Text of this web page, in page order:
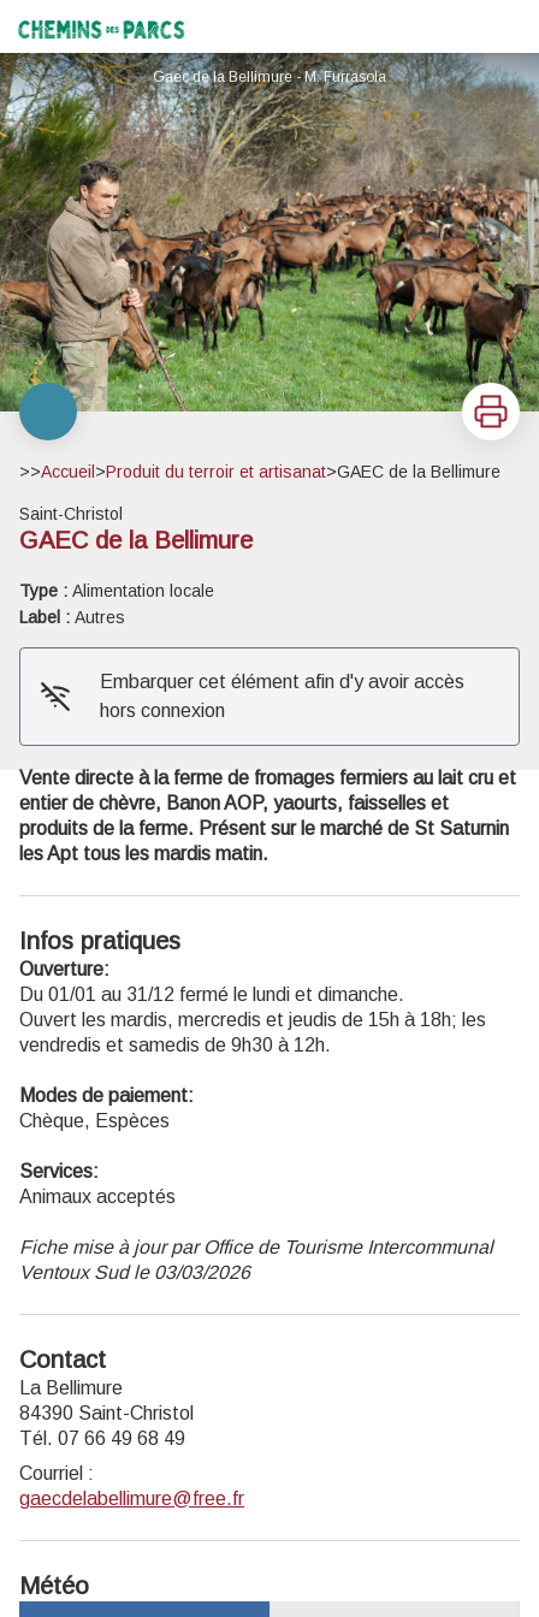
Chemins des Parcs
Gaec de la Bellimure - M. Furrasola
Imprimer
>>Accueil >Produit du terroir et artisanat>GAEC de la Bellimure
Saint-Christol
GAEC de la Bellimure
Type : Alimentation locale
Label : Autres
Embarquer cet élément afin d'y avoir accès
hors connexion
Vente directe à la ferme de fromages fermiers au lait cru et
entier de chèvre, Banon AOP, yaourts, faisselles et
produits de la ferme. Présent sur le marché de St Saturnin
les Apt tous les mardis matin.
Infos pratiques
Ouverture:
Du 01/01 au 31/12 fermé le lundi et dimanche.
Ouvert les mardis, mercredis et jeudis de 15h à 18h; les
vendredis et samedis de 9h30 à 12h.
Modes de paiement:
Chèque, Espèces
Services:
Animaux acceptés
Fiche mise à jour par Office de Tourisme Intercommunal
Ventoux Sud le 03/03/2026
Contact
La Bellimure
84390 Saint-Christol
Tél. 07 66 49 68 49
Courriel :
gaecdelabellimure@free.fr
Météo